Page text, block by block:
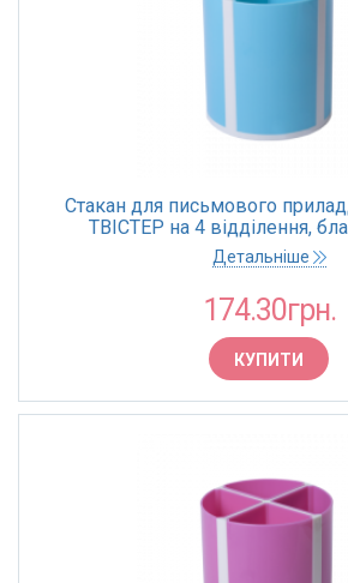
Стакан для письмового
ТВІСТЕР на 4 відділення,
Детальніше
174.30грн.
КУПИТИ